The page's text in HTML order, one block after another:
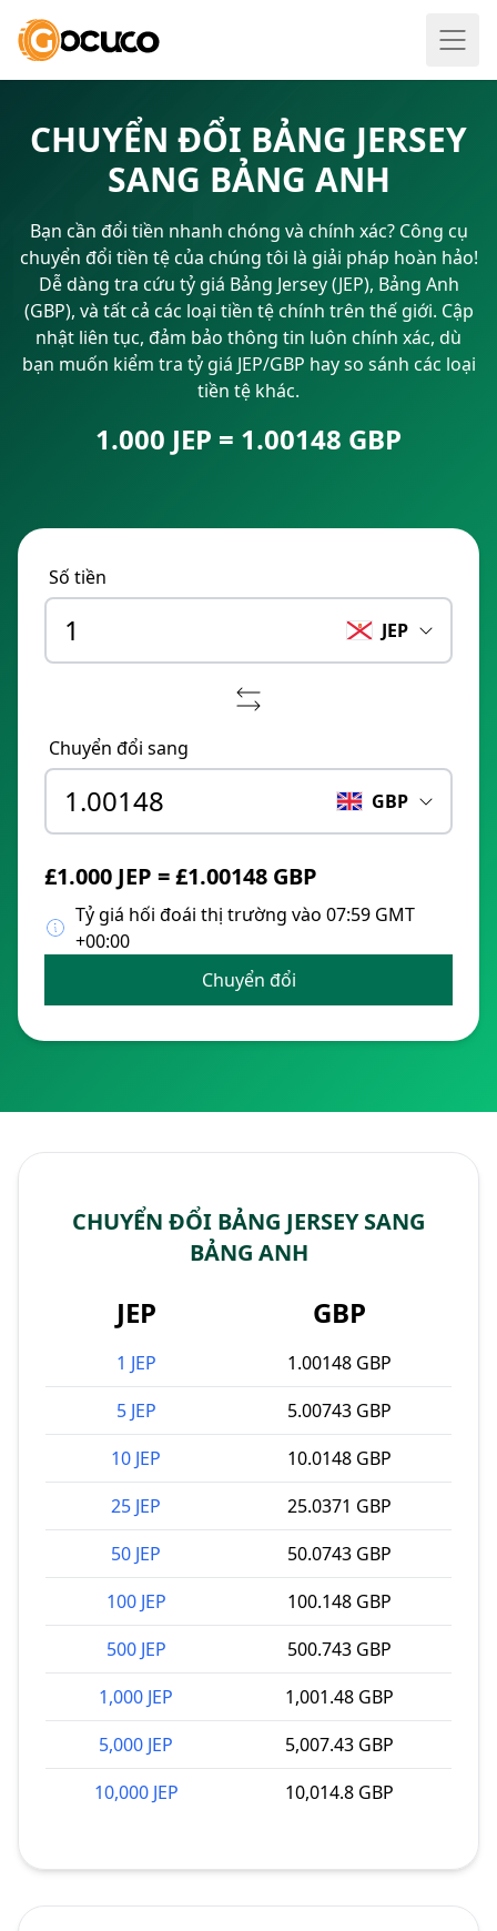
CHUYỂN ĐỔI BẢNG JERSEY
SANG BẢNG ANH
Bạn cần đổi tiền nhanh chóng và chính xác? Công cụ
chuyển đổi tiền tệ của chúng tôi là giải pháp hoàn hảo!
Dễ dàng tra cứu tỷ giá Bảng Jersey (JEP), Bảng Anh
(GBP), và tất cả các loại tiền tệ chính trên thế giới. Cập
nhật liên tục, đảm bảo thông tin luôn chính xác, dù
bạn muốn kiểm tra tỷ giá JEP/GBP hay so sánh các loại
tiền tệ khác.
1.000 JEP = 1.00148 GBP
Số tiền
JEP
Chuyển đổi sang
GBP
£1.000 JEP = £1.00148 GBP
Tỷ giá hối đoái thị trường vào 07:59 GMT
+00:00
Chuyển đổi
CHUYỂN ĐỔI BẢNG JERSEY SANG
BẢNG ANH
JEP GBP
1 JEP
1.00148 GBP
5 JEP
5.00743 GBP
10 JEP
10.0148 GBP
25 JEP
25.0371 GBP
50 JEP
50.0743 GBP
100 JEP
100.148 GBP
500 JEP
500.743 GBP
1,000 JEP
1,001.48 GBP
5,000 JEP
5,007.43 GBP
10,000 JEP
10,014.8 GBP